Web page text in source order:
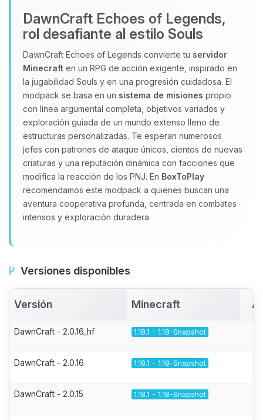
DawnCraft Echoes of Legends,
rol desafiante al estilo Souls
DawnCraft Echoes of Legends convierte tu servidor
Minecraft en un RPG de acción exigente, inspirado en
la jugabilidad Souls y en una progresión cuidadosa. El
modpack se basa en un sistema de misiones propio
con línea argumental completa, objetivos variados y
exploración guiada de un mundo extenso lleno de
estructuras personalizadas. Te esperan numerosos
jefes con patrones de ataque únicos, cientos de nuevas
criaturas y una reputación dinámica con facciones que
modifica la reacción de los PNJ. En BoxToPlay
recomendamos este modpack a quienes buscan una
aventura cooperativa profunda, centrada en combates
intensos y exploración duradera.
Versiones disponibles
Versión Minecraft
DawnCraft - 2.0.16_hf 1.18.1 - 1.18-Snapshot
DawnCraft - 2.0.16 1.18.1 - 1.18-Snapshot
DawnCraft - 2.0.15 1.18.1 - 1.18-Snapshot
Yupi, por fin alguien con quien
hablar! Soy Choupy, tu pequeno
que necesitas y moveré mis
pequenos circuitos para ayudarte.
10/08/2026 04:38